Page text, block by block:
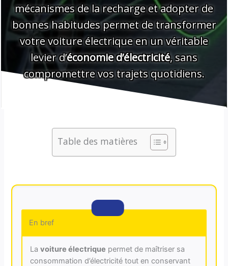
mécanismes de la recharge et adopter de
bonnes habitudes permet de transformer
votre voiture électrique en un véritable
levier d’économie d’électricité, sans
compromettre vos trajets quotidiens.
Table des matières
En bref
La voiture électrique permet de maîtriser sa
consommation d’électricité tout en conservant